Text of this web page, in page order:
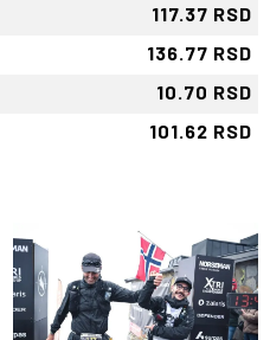
117.37 RSD
136.77 RSD
10.70 RSD
101.62 RSD